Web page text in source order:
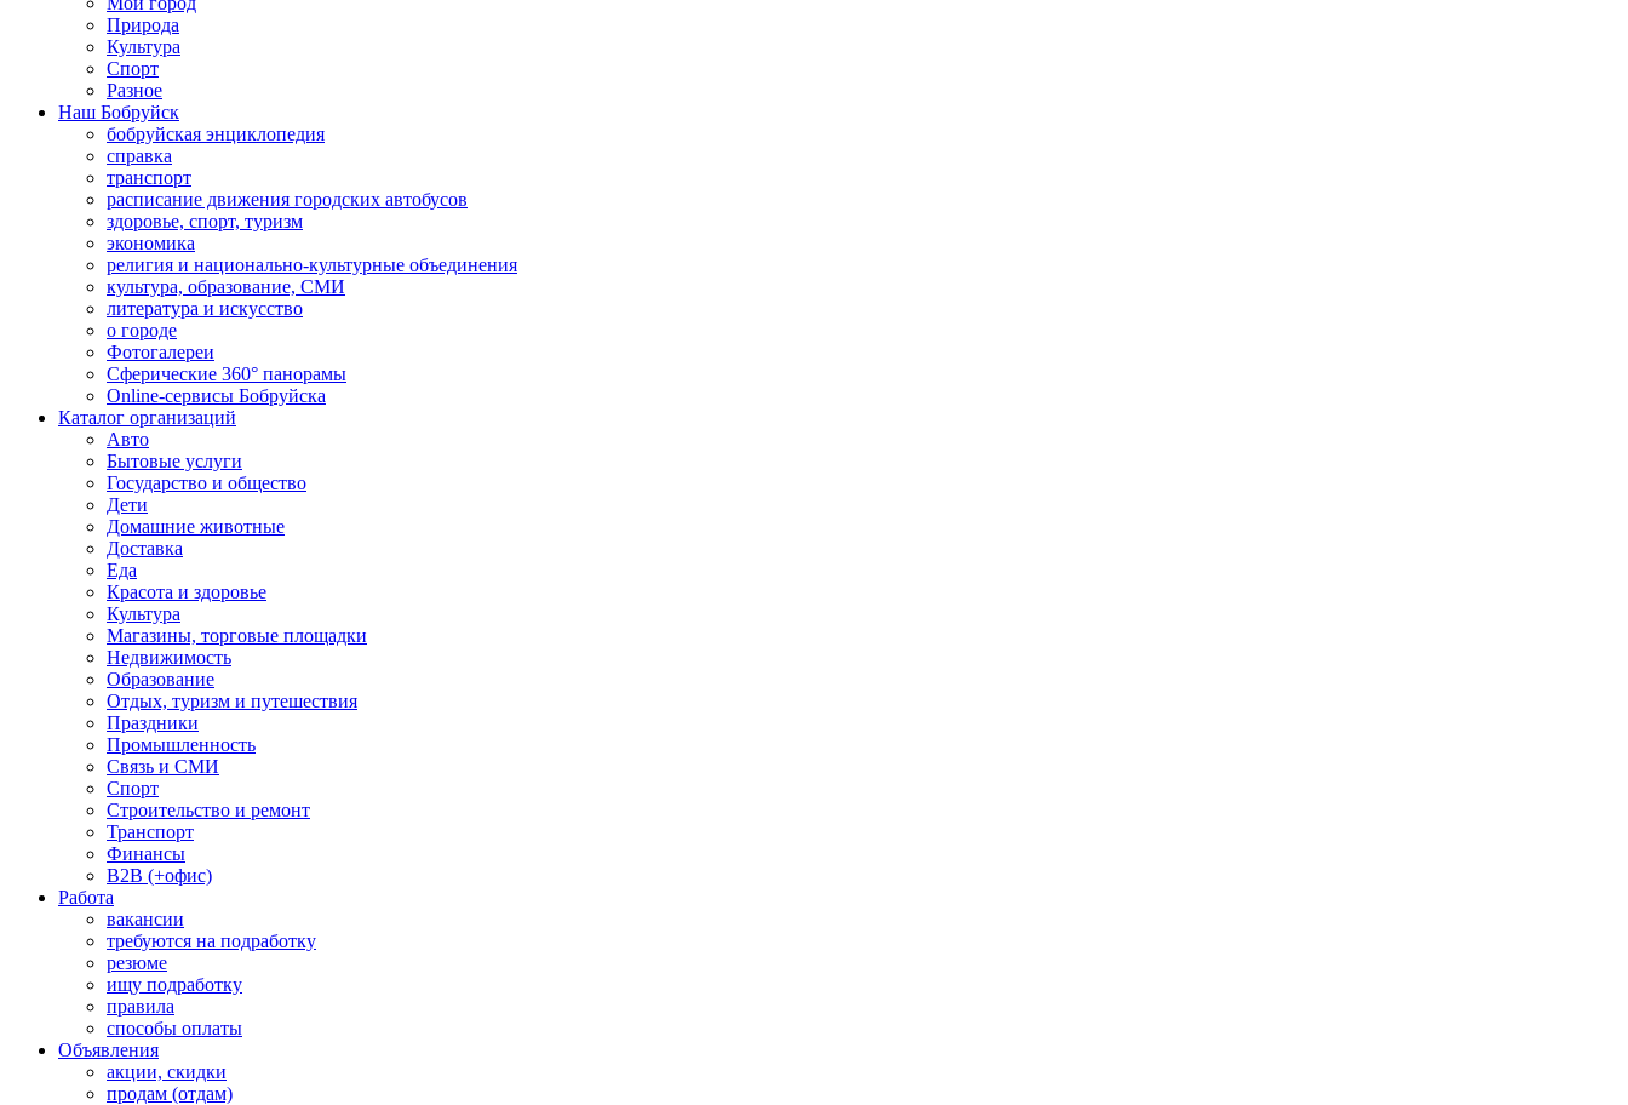
Природа
Культура
Спорт
Разное
Наш Бобруйск
бобруйская энциклопедия
справка
транспорт
расписание движения городских автобусов
здоровье, спорт, туризм
экономика
религия и национально-культурные объединения
культура, образование, СМИ
литература и искусство
о городе
Фотогалереи
Сферические 360° панорамы
Online-сервисы Бобруйска
Каталог организаций
Авто
Бытовые услуги
Государство и общество
Дети
Домашние животные
Доставка
Еда
Красота и здоровье
Культура
Магазины, торговые площадки
Недвижимость
Образование
Отдых, туризм и путешествия
Праздники
Промышленность
Связь и СМИ
Спорт
Строительство и ремонт
Транспорт
Финансы
B2B (+офис)
Работа
вакансии
требуются на подработку
резюме
ищу подработку
правила
способы оплаты
Объявления
акции, скидки
продам (отдам)